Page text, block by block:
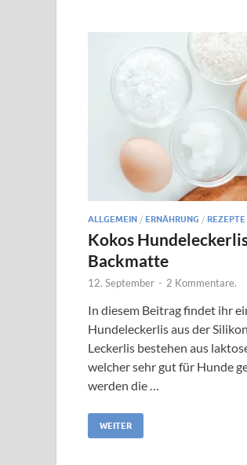
ALLGEMEIN / ERNÄHRUNG / REZEPTE
Kokos
Backmatte
12. September - 2 Kommentare.
In diesem Beitrag findet ihr
Hundeleckerlis aus der
Leckerlis bestehen aus
welcher sehr gut für Hunde
werden die …
WEITER